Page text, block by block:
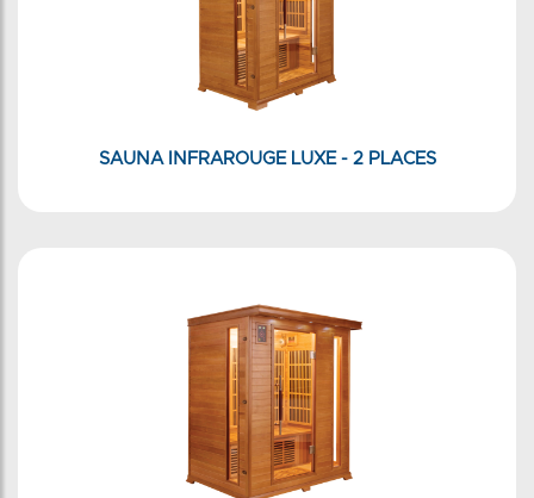
SAUNA INFRAROUGE LUXE - 2 PLACES